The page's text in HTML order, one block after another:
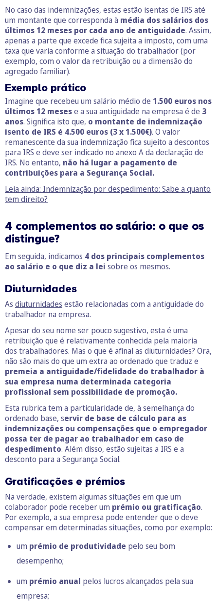
No caso das indemnizações, estas estão isentas de IRS até
um montante que corresponda à média dos salários dos
últimos 12 meses por cada ano de antiguidade. Assim,
apenas a parte que excede fica sujeita a imposto, com uma
taxa que varia conforme a situação do trabalhador (por
exemplo, com o valor da retribuição ou a dimensão do
agregado familiar).
Exemplo prático
Imagine que recebeu um salário médio de 1.500 euros nos
últimos 12 mesese a sua antiguidade na empresa é de 3
anos. Significa isto que, o montante de indemnização
isento de IRS é 4.500 euros (3 x 1.500€). O valor
remanescente da sua indemnização fica sujeito a descontos
para IRS e deve ser indicado no anexo A da declaração de
IRS. No entanto, não há lugar a pagamento de
contribuições para a Segurança Social.
Leia ainda: Indemnização por despedimento: Sabe a quanto
tem direito?
4 complementos ao salário: o que os
distingue?
Em seguida, indicamos 4 dos principais complementos
ao salário e o que diz a lei sobre os mesmos.
Diuturnidades
As diuturnidades estão relacionadas com a antiguidade do
trabalhador na empresa.
Apesar do seu nome ser pouco sugestivo, esta é uma
retribuição que é relativamente conhecida pela maioria
dos trabalhadores. Mas o que é afinal as diuturnidades? Ora,
não são mais do que um extra ao ordenado que traduz e
premeia a antiguidade/fidelidade do trabalhador à
sua empresa numa determinada categoria
profissional sem possibilidade de promoção.
Esta rubrica tem a particularidade de, à semelhança do
ordenado base, servir de base de cálculo para as
indemnizações ou compensações que o empregador
possa ter de pagar ao trabalhador em caso de
despedimento. Além disso, estão sujeitas a IRS e a
desconto para a Segurança Social.
Gratificações e prémios
Na verdade, existem algumas situações em que um
colaborador pode receber um prémio ou gratificação.
Por exemplo, a sua empresa pode entender que o deve
compensar em determinadas situações, como por exemplo:
um prémio de produtividade pelo seu bom
desempenho;
um prémio anual pelos lucros alcançados pela sua
empresa;